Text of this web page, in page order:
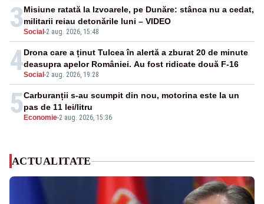
3Social -2 aug. 2026, 15:48
Misiune ratată la Izvoarele, pe Dunăre: stânca nu a cedat,
militarii reiau detonările luni – VIDEO
4Social -2 aug. 2026, 19:28
Drona care a ținut Tulcea în alertă a zburat 20 de minute
deasupra apelor României. Au fost ridicate două F-16
5 Economie-2 aug. 2026, 15:36
Carburanții s-au scumpit din nou, motorina este la un
pas de 11 lei/litru
ACTUALITATE